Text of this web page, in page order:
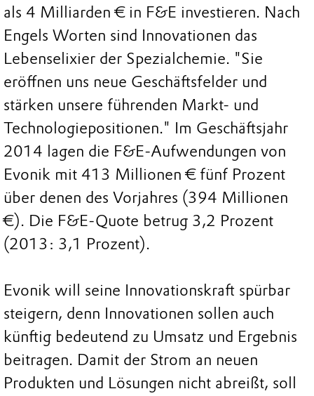
als 4 Milliarden € in F&E investieren. Nach
Engels Worten sind Innovationen das
Lebenselixier der Spezialchemie. "Sie
eröffnen uns neue Geschäftsfelder und
stärken unsere führenden Markt- und
Technologiepositionen." Im Geschäftsjahr
2014 lagen die F&E-Aufwendungen von
Evonik mit 413 Millionen € fünf Prozent
über denen des Vorjahres (394 Millionen
€). Die F&E-Quote betrug 3,2 Prozent
(2013: 3,1 Prozent).
Evonik will seine Innovationskraft spürbar
steigern, denn Innovationen sollen auch
künftig bedeutend zu Umsatz und Ergebnis
beitragen. Damit der Strom an neuen
Produkten und Lösungen nicht abreißt, soll